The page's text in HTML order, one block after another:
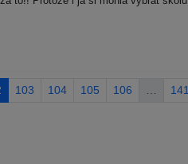
103 104 105 106 141